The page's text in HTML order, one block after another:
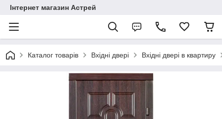
Інтернет магазин Астрей
Каталог товарів Вхідні двері Вхідні двері в квартиру